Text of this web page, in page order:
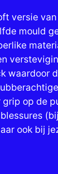
versie
mould
waardoor
op de
ook bij